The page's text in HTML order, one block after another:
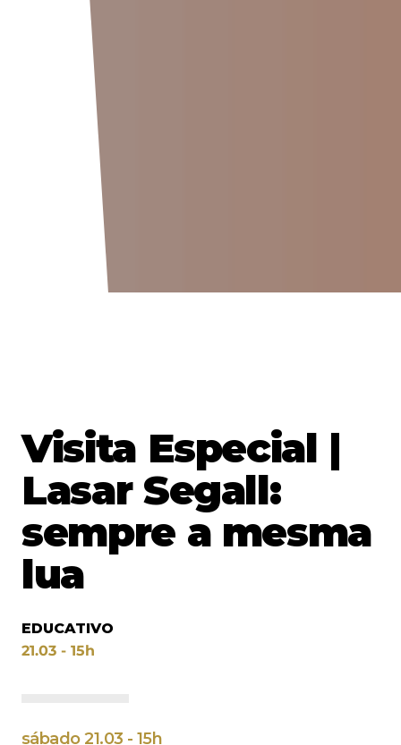
Visita Especial |
Lasar Segall:
sempre a mesma
lua
EDUCATIVO
21.03 - 15h
sábado 21.03 - 15h